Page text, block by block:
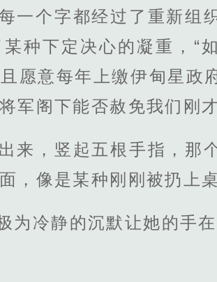
一个字都经过了重新组
种下定决心的凝重，“
意每年上缴伊甸星政府
阁下能否赦免我们刚
来，竖起五根手指，那
，像是某种刚刚被扔上
为冷静的沉默让她的手在